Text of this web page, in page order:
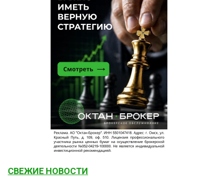
СВЕЖИЕ НОВОСТИ